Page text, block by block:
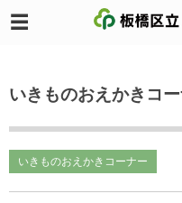
いきものおえかきコ
いきものおえかきコーナー